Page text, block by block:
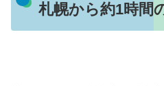
札幌から約1時間